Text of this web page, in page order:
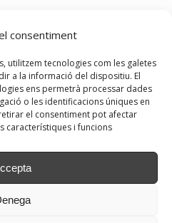
consentiment
utilitzem tecnologies com les galetes
a la informació del dispositiu. El
ens permetrà processar dades
o les identificacions úniques en
el consentiment pot afectar
característiques i funcions.